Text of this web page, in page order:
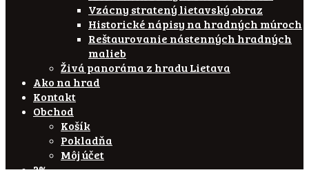
Vzácny stratený lietavský obraz
Historické nápisy na hradných múroch
Reštaurovanie nástenných hradných
malieb
Živá panoráma z hradu Lietava
Ako na hrad
Kontakt
Obchod
Košík
Pokladňa
Môj účet
2%